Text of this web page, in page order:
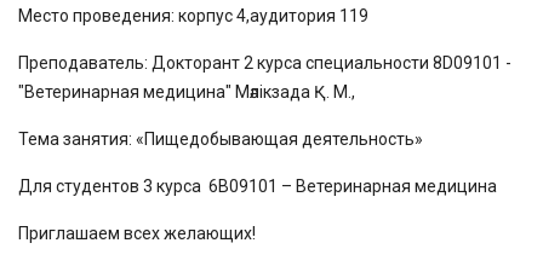
Место проведения: корпус 4,аудитория 119
Преподаватель: Докторант 2 курса специальности 8D09101 -
"Ветеринарная медицина" Мәлікзада Қ. М.,
Тема занятия: «Пищедобывающая деятельность»
Для студентов 3 курса 6В09101 – Ветеринарная медицина
Приглашаем всех желающих!